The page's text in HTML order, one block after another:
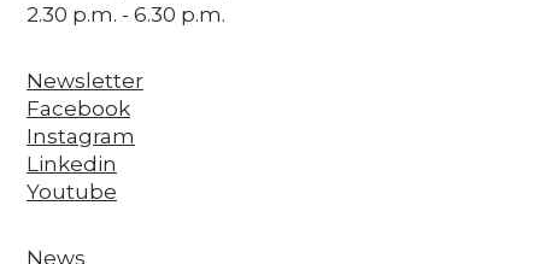
2.30 p.m. - 6.30 p.m.
Newsletter
Facebook
Instagram
Linkedin
Youtube
News